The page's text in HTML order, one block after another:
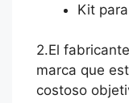
Kit
2.El
marca que
costoso